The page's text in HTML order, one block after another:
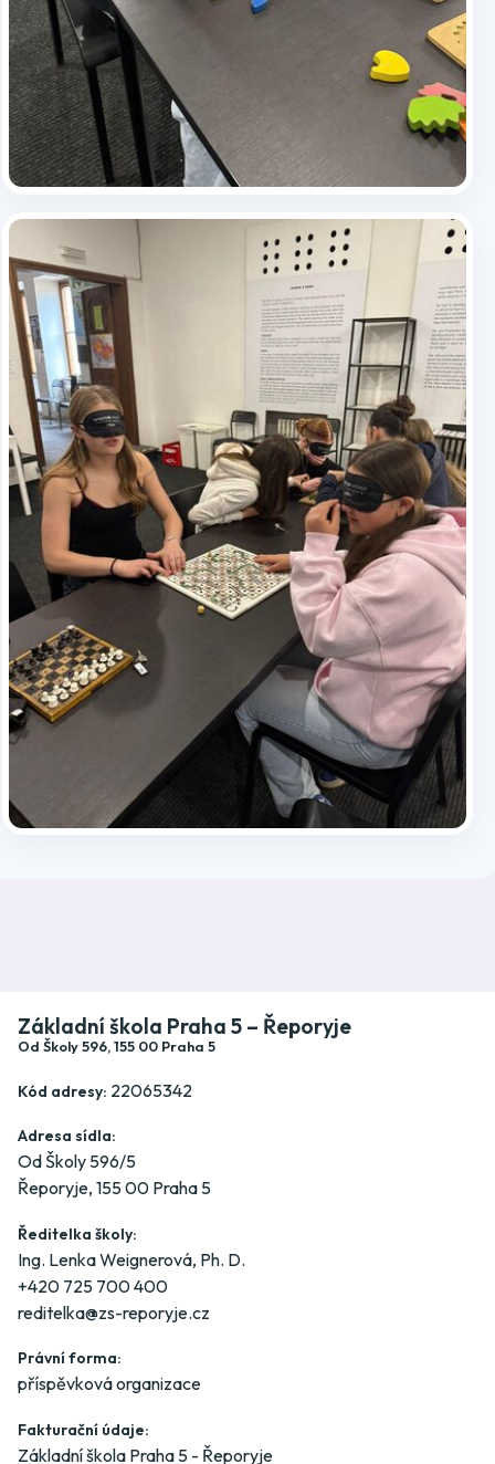
Publikováno: 7.6.2026 | Autor(ka): Michala Lebedová
Základní škola Praha 5 – Řeporyje
Od Školy 596, 155 00 Praha 5
Kód adresy: 22065342
Adresa sídla:
Od Školy 596/5
Řeporyje, 155 00 Praha 5
Ředitelka školy:
Ing. Lenka Weignerová, Ph. D.
+420 725 700 400
reditelka@zs-reporyje.cz
Právní forma:
příspěvková organizace
Fakturační údaje:
Základní škola Praha 5 - Řeporyje